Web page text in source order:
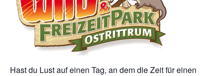
Hast du Lust auf einen Tag, an dem die Zeit für einen